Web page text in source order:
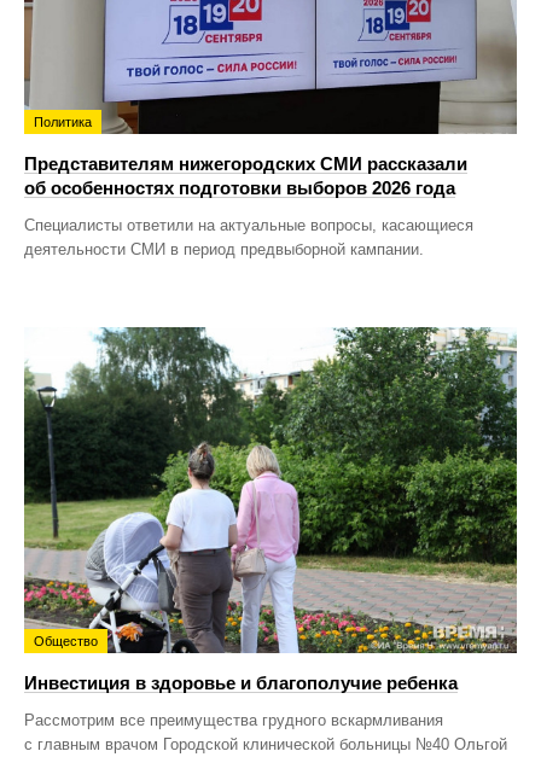
Политика
Представителям нижегородских СМИ рассказали
об особенностях подготовки выборов 2026 года
Специалисты ответили на актуальные вопросы, касающиеся
деятельности СМИ в период предвыборной кампании.
Общество
Инвестиция в здоровье и благополучие ребенка
Рассмотрим все преимущества грудного вскармливания
с главным врачом Городской клинической больницы №40 Ольгой